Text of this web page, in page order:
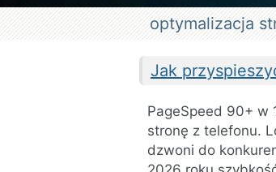
optymalizacja
Jak
PageSpeed 90+ w
stronę z telefonu.
dzwoni do